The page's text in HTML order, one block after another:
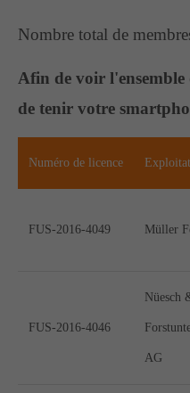
24h/
We offer support for our
Get in touch
376-293 City Road,
Nombre total de
Afin de voir l'ensemble
de tenir votre
Numéro de licence
FUS-2016-4049 Müller
FUS-2016-4046
Nüesch
AG